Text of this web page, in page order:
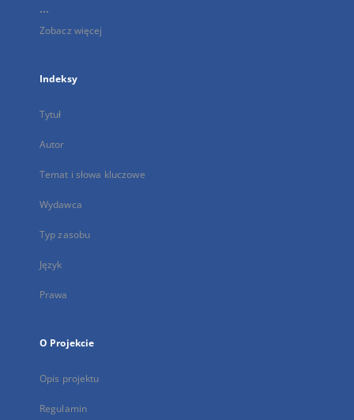
...
Zobacz więcej
Indeksy
Tytuł
Autor
Temat i słowa kluczowe
Wydawca
Typ zasobu
Język
Prawa
O Projekcie
Opis projektu
Regulamin